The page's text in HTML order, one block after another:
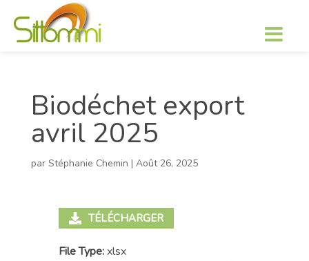
Biodéchet export
avril 2025
par Stéphanie Chemin | Août 26, 2025
TÉLÉCHARGER
File Type:xlsx